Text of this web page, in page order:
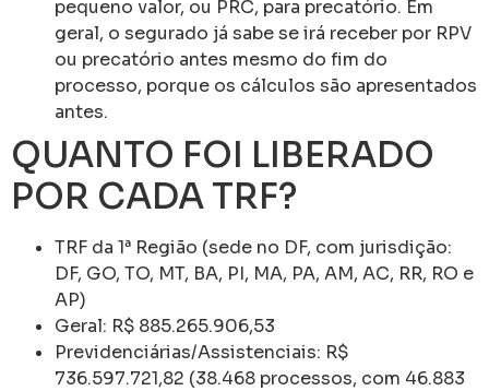
pequeno valor, ou PRC, para precatório. Em
geral, o segurado já sabe se irá receber por RPV
ou precatório antes mesmo do fim do
processo, porque os cálculos são apresentados
antes.
QUANTO FOI LIBERADO
POR CADA TRF?
TRF da 1ª Região (sede no DF, com jurisdição:
DF, GO, TO, MT, BA, PI, MA, PA, AM, AC, RR, RO e
AP)
Geral: R$ 885.265.906,53
Previdenciárias/Assistenciais: R$
736.597.721,82 (38.468 processos, com 46.883